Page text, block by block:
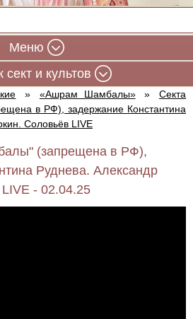
Меню
сект и культов
» «Ашрам Шамбалы» »
Секта
в РФ), задержание Константина
Соловьёв LIVE
(запрещена в РФ),
Руднева. Александр
- 02.04.25